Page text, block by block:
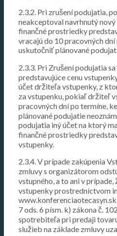
2.3.2. Pri zrušení podujatia,
neakceptoval navrhnutý
finančné prostriedky
vracajú do 10 pracovných
uskutočniť plánované
2.3.3. Pri Zrušení podujatia
predstavujúce cenu
účet držiteľa vstupenky, z
za vstupenku, pokiaľ držiteľ
pracovných dní po termíne,
plánované podujatie
podujatia iný účet na ktorý
finančné prostriedky
vstupenky.
2.3.4. V prípade zakúpenia
zmluvy s organizátorom
vstupného, a to ani v
vstupenky prostredníctvom
7 ods. 6 písm. k) zákona č.
spotrebiteľa pri predaji
služieb na základe zmluvy